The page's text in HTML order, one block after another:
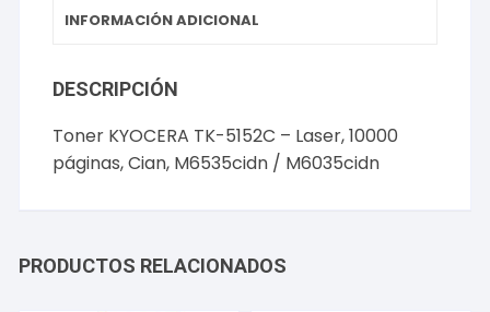
INFORMACIÓN ADICIONAL
DESCRIPCIÓN
Toner KYOCERA TK-5152C – Laser, 10000
páginas, Cian, M6535cidn / M6035cidn
PRODUCTOS RELACIONADOS